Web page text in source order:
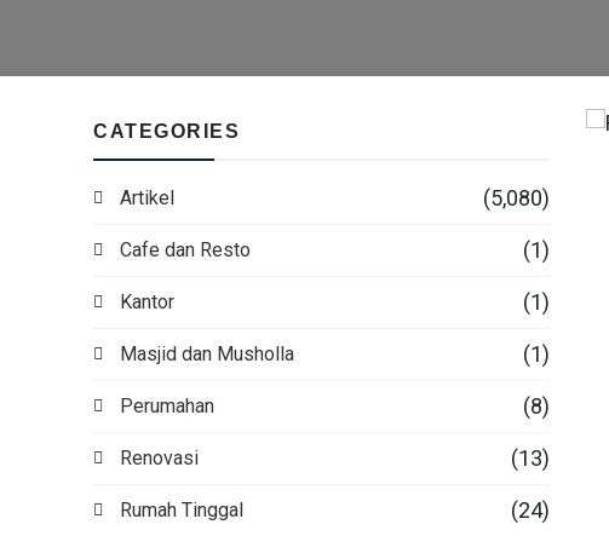
CATEGORIES
Artikel (5,080)
Cafe dan Resto (1)
Kantor (1)
Masjid dan Musholla (1)
Perumahan (8)
Renovasi (13)
Rumah Tinggal (24)